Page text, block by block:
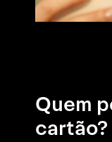
Quem
cartão?